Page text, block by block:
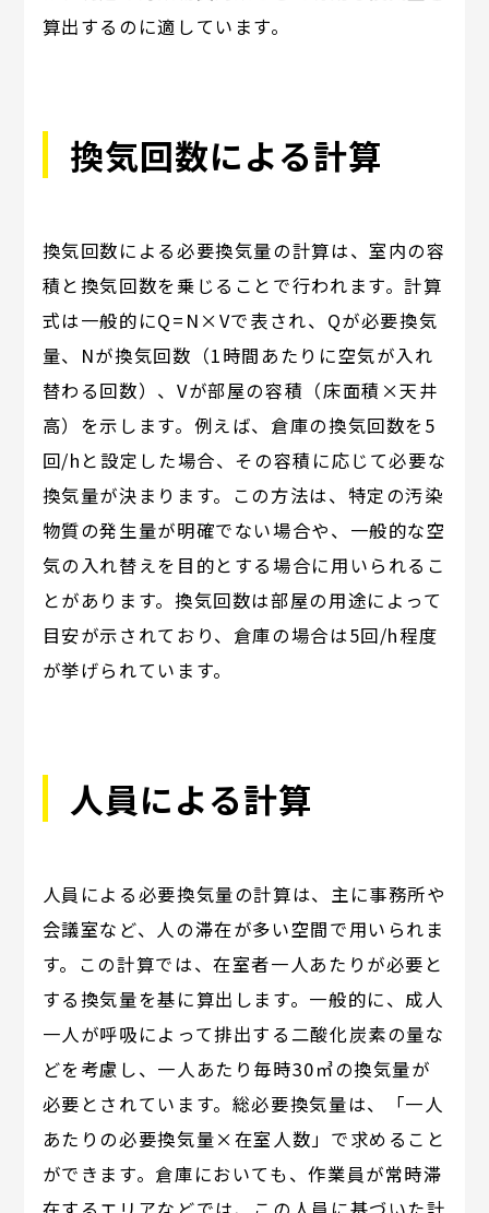
算出するのに適しています。
換気回数による計算
換気回数による必要換気量の計算は、室内の容
積と換気回数を乗じることで行われます。計算
式は一般的にQ=N×Vで表され、Qが必要換気
量、Nが換気回数（1時間あたりに空気が入れ
替わる回数）、Vが部屋の容積（床面積×天井
高）を示します。例えば、倉庫の換気回数を5
回/hと設定した場合、その容積に応じて必要な
換気量が決まります。この方法は、特定の汚染
物質の発生量が明確でない場合や、一般的な空
気の入れ替えを目的とする場合に用いられるこ
とがあります。換気回数は部屋の用途によって
目安が示されており、倉庫の場合は5回/h程度
が挙げられています。
人員による計算
人員による必要換気量の計算は、主に事務所や
会議室など、人の滞在が多い空間で用いられま
す。この計算では、在室者一人あたりが必要と
する換気量を基に算出します。一般的に、成人
一人が呼吸によって排出する二酸化炭素の量な
どを考慮し、一人あたり毎時30㎥の換気量が
必要とされています。総必要換気量は、「一人
あたりの必要換気量×在室人数」で求めること
ができます。倉庫においても、作業員が常時滞